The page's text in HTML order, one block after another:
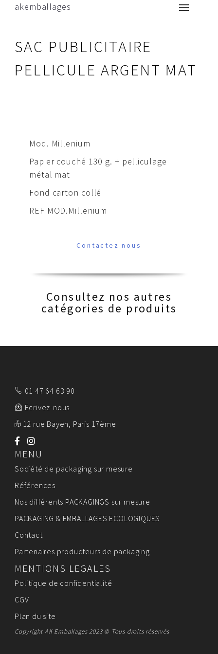
akemballages
SAC PUBLICITAIRE
PELLICULE ARGENT MAT
Mod. Millenium
Papier couché 130 g. + pelliculage
métal mat
Fond carton collé
REF MOD.Millenium
Contactez nous
Consultez nos autres
catégories de produits
01 47 64 63 90
Ecrivez-nous
12 rue Bayen, Paris 17ème
MENU
Société de packaging sur mesure
Références
Nos différents PACKAGINGS sur mesure
PACKAGING & EMBALLAGES ECOLOGIQUES
Contact
Partenaires producteurs de packaging
MENTIONS LEGALES
Politique de confidentialité
CGV
Plan du site
Copyright AK Emballages 2023 © Tous droits réservés